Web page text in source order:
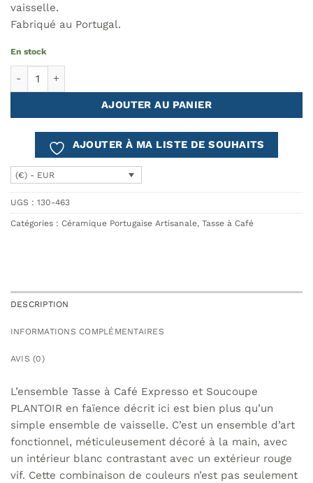
vaisselle.
Fabriqué au Portugal.
En stock
AJOUTER AU PANIER
AJOUTER À MA LISTE DE SOUHAITS
(€) - EUR
UGS : 130-463
Catégories : Céramique Portugaise Artisanale, Tasse à Café
DESCRIPTION
INFORMATIONS COMPLÉMENTAIRES
AVIS (0)
L’ensemble Tasse à Café Expresso et Soucoupe
PLANTOIR en faïence décrit ici est bien plus qu’un
simple ensemble de vaisselle. C’est un ensemble d’art
fonctionnel, méticuleusement décoré à la main, avec
un intérieur blanc contrastant avec un extérieur rouge
vif. Cette combinaison de couleurs n’est pas seulement